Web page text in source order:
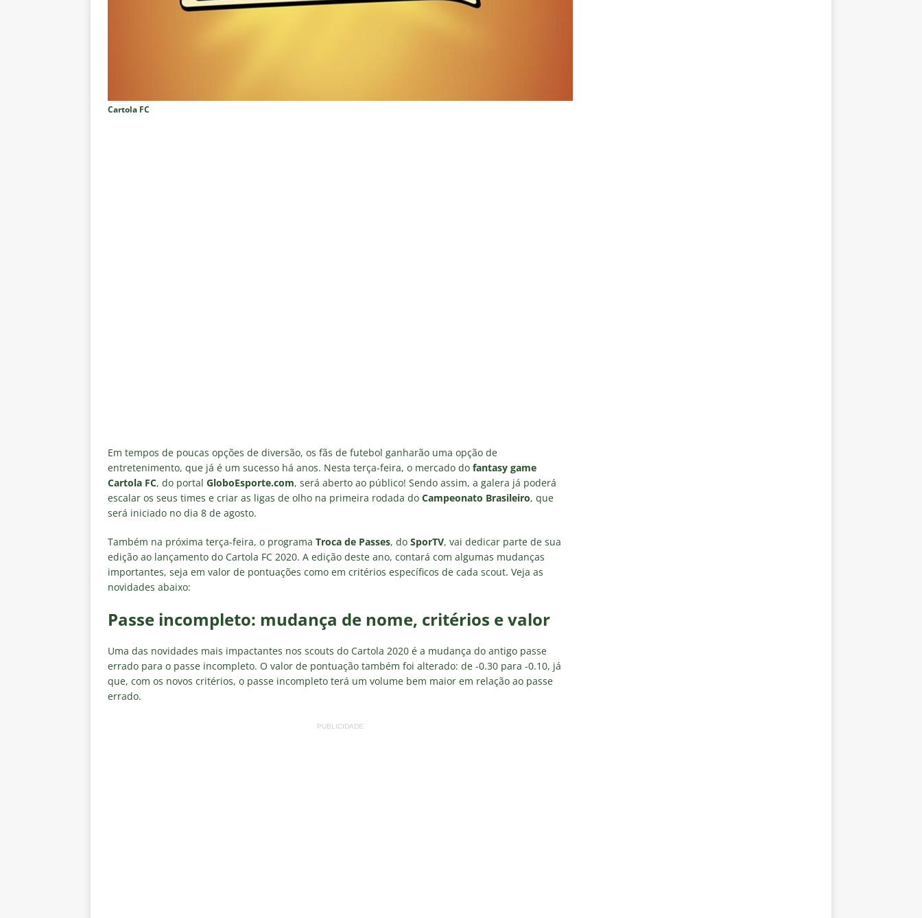
pela Copa do Brasil
NOTÍCIAS
no tempo normal e os pontos de alerta no meio-campo tricolor
COLUNAS
[ 4 de agosto de 2026 ] Alerta no Rio: Prefeitura decreta Estágio 2 por ventos fortes antes de
Fluminense x Vasco pela Copa do Brasil
NOTÍCIAS
[ 4 de agosto de 2026 ] Roger Flores detona falta de espaço para Moleques de Xerém
NOTÍCIAS
Cartola FC
Em tempos de poucas opções de diversão, os fãs de futebol ganharão uma opção de
entretenimento, que já é um sucesso há anos. Nesta terça-feira, o mercado do fantasy game
Cartola FC, do portal GloboEsporte.com, será aberto ao público! Sendo assim, a galera já poderá
escalar os seus times e criar as ligas de olho na primeira rodada do Campeonato Brasileiro, que
será iniciado no dia 8 de agosto.
Também na próxima terça-feira, o programa Troca de Passes, do SporTV, vai dedicar parte de sua
edição ao lançamento do Cartola FC 2020. A edição deste ano, contará com algumas mudanças
importantes, seja em valor de pontuações como em critérios específicos de cada scout. Veja as
novidades abaixo:
Passe incompleto: mudança de nome, critérios e valor
Uma das novidades mais impactantes nos scouts do Cartola 2020 é a mudança do antigo passe
errado para o passe incompleto. O valor de pontuação também foi alterado: de -0.30 para -0.10, já
que, com os novos critérios, o passe incompleto terá um volume bem maior em relação ao passe
errado.
PUBLICIDADE